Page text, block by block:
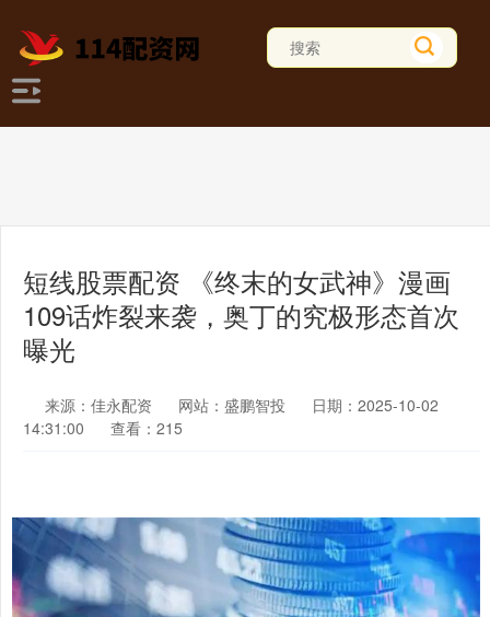
短线股票配资 《终末的女武神》漫画
109话炸裂来袭，奥丁的究极形态首次
曝光
来源：佳永配资 网站：盛鹏智投
日期：2025-10-02
14:31:00
查看：215